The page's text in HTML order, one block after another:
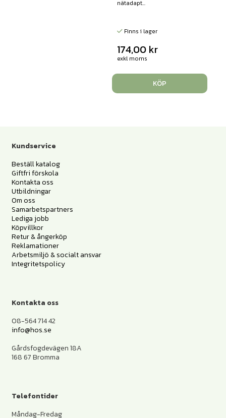
nätadapt...
Finns i lager
174,00 kr
exkl moms
KÖP
Kundservice
Beställ katalog
Giftfri förskola
Kontakta oss
Utbildningar
Om oss
Samarbetspartners
Lediga jobb
Köpvillkor
Retur & ångerköp
Reklamationer
Arbetsmiljö & socialt ansvar
Integritetspolicy
Kontakta oss
08-564 714 42
info@hos.se
Gårdsfogdevägen 18A
168 67 Bromma
Telefontider
Måndag-Fredag